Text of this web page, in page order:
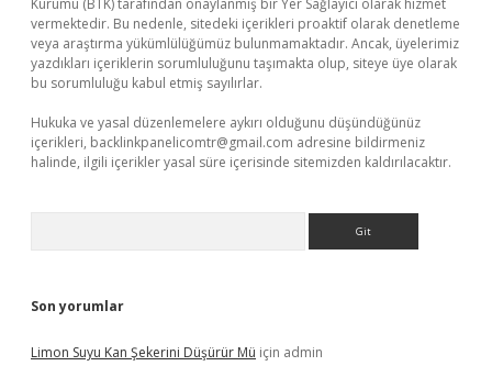
Kurumu (BTK) tarafından onaylanmış bir Yer Sağlayıcı olarak hizmet
vermektedir. Bu nedenle, sitedeki içerikleri proaktif olarak denetleme
veya araştırma yükümlülüğümüz bulunmamaktadır. Ancak, üyelerimiz
yazdıkları içeriklerin sorumluluğunu taşımakta olup, siteye üye olarak
bu sorumluluğu kabul etmiş sayılırlar.
Hukuka ve yasal düzenlemelere aykırı olduğunu düşündüğünüz
içerikleri, backlinkpanelicomtr@gmail.com adresine bildirmeniz
halinde, ilgili içerikler yasal süre içerisinde sitemizden kaldırılacaktır.
Son yorumlar
Limon Suyu Kan Şekerini Düşürür Mü için admin